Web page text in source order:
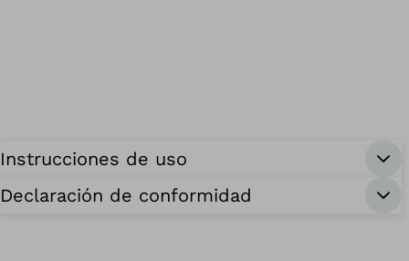
Instrucciones de uso
Declaración de conformidad